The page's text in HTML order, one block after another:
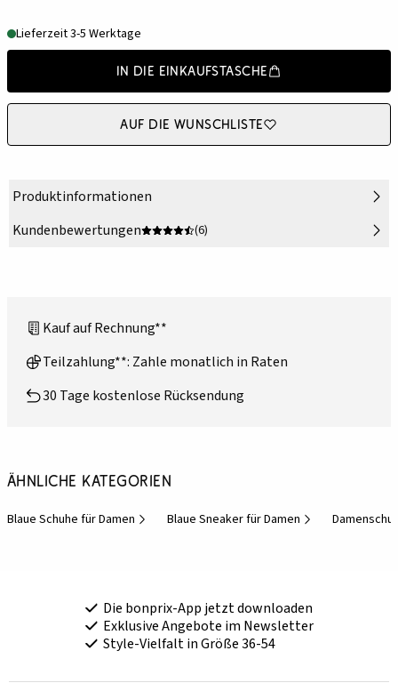
Lieferzeit 3-5 Werktage
In die Einkaufstasche
Auf die Wunschliste
Produktinformationen
Kundenbewertungen
(6)
Kauf auf Rechnung**
Teilzahlung**: Zahle monatlich in Raten
30 Tage kostenlose Rücksendung
Ähnliche Kategorien
Blaue Schuhe für Damen Blaue Sneaker für Damen
Die bonprix-App jetzt downloaden
Exklusive Angebote im Newsletter
Style-Vielfalt in Größe 36-54